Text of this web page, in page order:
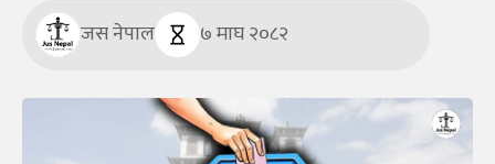
जस नेपाल ७ माघ २०८२